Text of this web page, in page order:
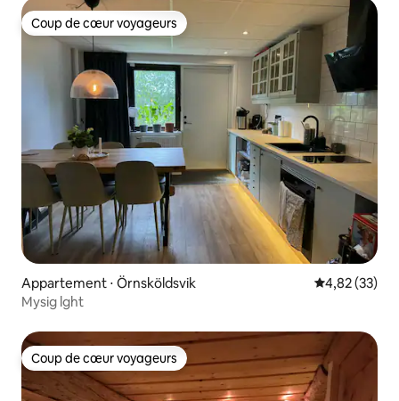
Coup de cœur voyageurs
Coup de cœur voyageurs
Appartement ⋅ Örnsköldsvik Évaluation
4,82 (33)
Mysig lght
Coup de cœur voyageurs
Coup de cœur voyageurs